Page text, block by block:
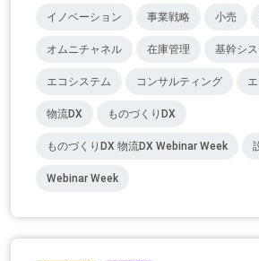
イノベーション 事業戦略 小売
オムニチャネル 在庫管理 基幹シ
エコシステム コンサルティング
物流DX ものづくりDX
ものづくりDX 物流DX Webinar Week
Webinar Week